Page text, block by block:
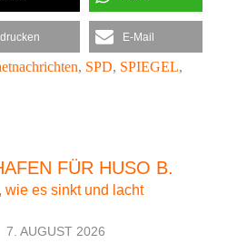
drucken E-Mail
, SPD, SPIEGEL,
FÜR HUSO B.
wie es sinkt und lacht
7. AUGUST 2026